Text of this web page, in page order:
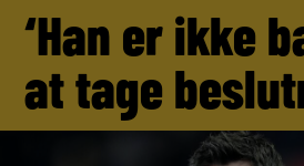
‘Han er ikke
at tage